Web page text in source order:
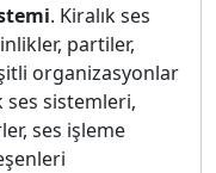
. Kiralık ses
partiler,
organizasyonlar
ses sistemleri,
ses işleme